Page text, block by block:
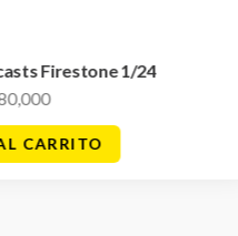
Firestone 1/24